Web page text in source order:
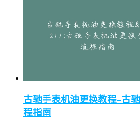
古驰手表机油更换教程–古
程指南